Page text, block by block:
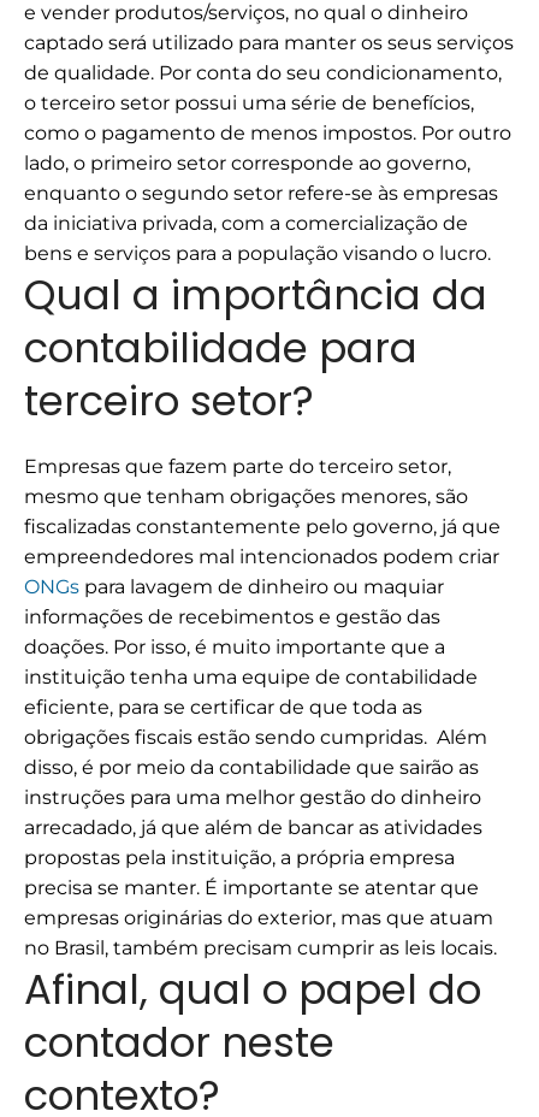
e vender produtos/serviços, no qual o dinheiro
captado será utilizado para manter os seus serviços
de qualidade. Por conta do seu condicionamento,
o terceiro setor possui uma série de benefícios,
como o pagamento de menos impostos. Por outro
lado, o primeiro setor corresponde ao governo,
enquanto o segundo setor refere-se às empresas
da iniciativa privada, com a comercialização de
bens e serviços para a população visando o lucro.
Qual a importância da
contabilidade para
terceiro setor?
Empresas que fazem parte do terceiro setor,
mesmo que tenham obrigações menores, são
fiscalizadas constantemente pelo governo, já que
empreendedores mal intencionados podem criar
ONGs para lavagem de dinheiro ou maquiar
informações de recebimentos e gestão das
doações. Por isso, é muito importante que a
instituição tenha uma equipe de contabilidade
eficiente, para se certificar de que toda as
obrigações fiscais estão sendo cumpridas. Além
disso, é por meio da contabilidade que sairão as
instruções para uma melhor gestão do dinheiro
arrecadado, já que além de bancar as atividades
propostas pela instituição, a própria empresa
precisa se manter. É importante se atentar que
empresas originárias do exterior, mas que atuam
no Brasil, também precisam cumprir as leis locais.
Afinal, qual o papel do
contador neste
contexto?